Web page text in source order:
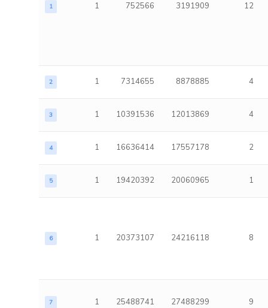
1 1 752566 3191909 12
2 1 7314655 8878885 4
3 1 10391536 12013869 4
4 1 16636414 17557178 2
5 1 19420392 20060965 1
6 1 20373107 24216118 8
7 1 25488741 27488299 9